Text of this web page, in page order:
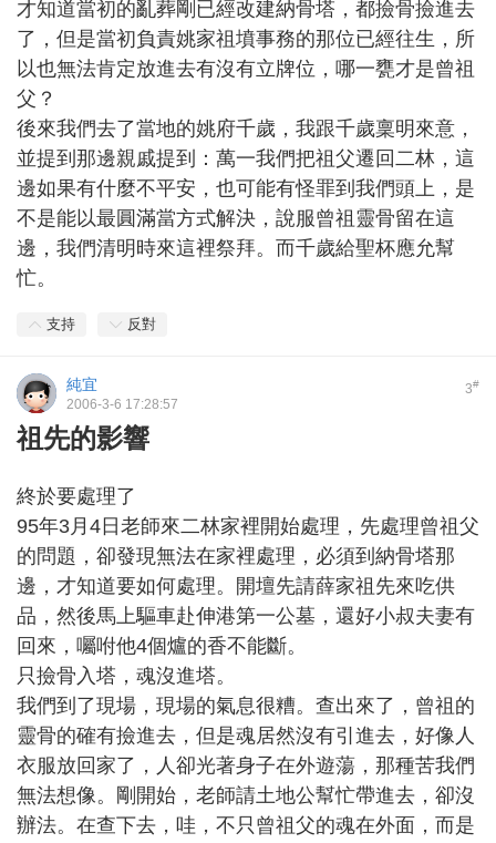
才知道當初的亂葬剛已經改建納骨塔，都撿骨撿進去
了，但是當初負責姚家祖墳事務的那位已經往生，所
以也無法肯定放進去有沒有立牌位，哪一甕才是曾祖
父？
後來我們去了當地的姚府千歲，我跟千歲稟明來意，
並提到那邊親戚提到：萬一我們把祖父遷回二林，這
邊如果有什麼不平安，也可能有怪罪到我們頭上，是
不是能以最圓滿當方式解決，說服曾祖靈骨留在這
邊，我們清明時來這裡祭拜。而千歲給聖杯應允幫
忙。
支持 反對
3#
純宜
2006-3-6 17:28:57
祖先的影響
終於要處理了
95年3月4日老師來二林家裡開始處理，先處理曾祖父
的問題，卻發現無法在家裡處理，必須到納骨塔那
邊，才知道要如何處理。開壇先請薛家祖先來吃供
品，然後馬上驅車赴伸港第一公墓，還好小叔夫妻有
回來，囑咐他4個爐的香不能斷。
只撿骨入塔，魂沒進塔。
我們到了現場，現場的氣息很糟。查出來了，曾祖的
靈骨的確有撿進去，但是魂居然沒有引進去，好像人
衣服放回家了，人卻光著身子在外遊蕩，那種苦我們
無法想像。剛開始，老師請土地公幫忙帶進去，卻沒
辦法。在查下去，哇，不只曾祖父的魂在外面，而是